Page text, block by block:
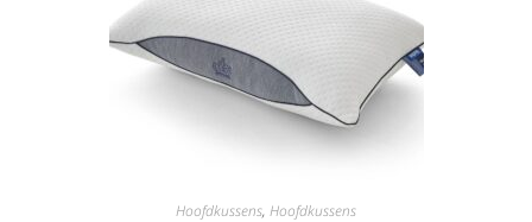
Hoofdkussens, Hoofdkussens